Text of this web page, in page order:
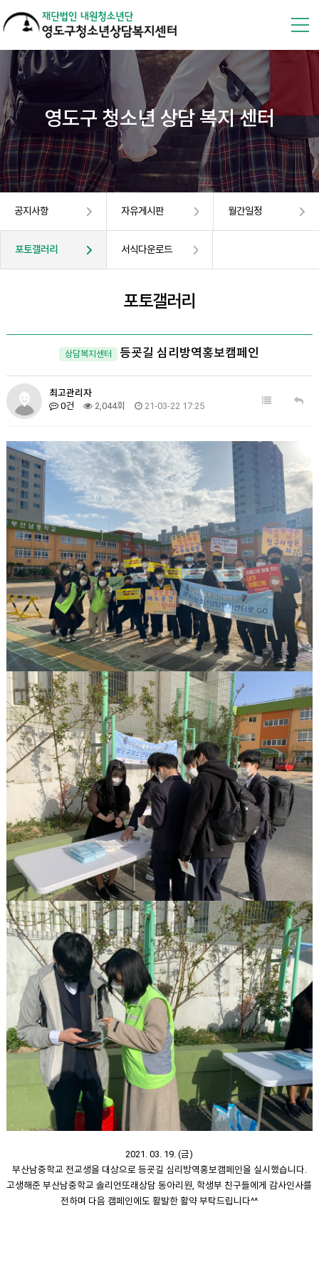
영도구 청소년 상담 복지 센터
공지사항 자유게시판 월간일정
포토갤러리 서식다운로드
포토갤러리
상담복지센터 등굣길 심리방역홍보캠페인
최고관리자
0건
2,044회 21-03-22 17:25
2021. 03. 19. (금)
부산남중학교 전교생을 대상으로 등굣길 심리방역홍보캠페인을 실시했습니다.
고생해준 부산남중학교 솔리언또래상담 동아리원, 학생부 친구들에게 감사인사를
전하며 다음 캠페인에도 활발한 활약 부탁드립니다^^